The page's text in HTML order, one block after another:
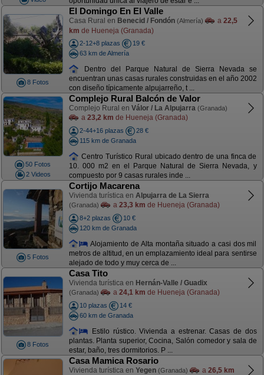
8 Fotos
El Domingo En El Valle
Casa Rural en Benecid / Fondón (Almería) a 22,5
km de Hueneja (Granada)
2-12+8 plazas
19 €
63 km de Almería
Dentro del Parque Natural de Sierra Nevada se
encuentran unas casas rurales construidas en el año 2002
con diseño típicamente alpujarreño, t ...
50 Fotos
2 Videos
Complejo Rural Balcón de Valor
Complejo Rural en Válor / La Alpujarra (Granada)
a 23,2 km de Hueneja (Granada)
2-44+16 plazas
28 €
115 km de Granada
Centro Turístico Rural ubicado dentro de una finca de
10. 000 m2 en el Parque Natural de Sierra Nevada, y
compuesto por 9 casas rurales inde ...
5 Fotos
Cortijo Macarena
Vivienda turística en Alpujarra de La Sierra
(Granada) a 23,3 km de Hueneja (Granada)
8+2 plazas
10 €
120 km de Granada
Alojamiento de Alta montaña situado a casi dos mil
metros de altitud, en un emplazamiento ideal para sentirse
alejado de todo y muy cerca de ...
8 Fotos
Casa Tito
Vivienda turística en Hernán-Valle / Guadix
(Granada) a 24,1 km de Hueneja (Granada)
10 plazas
14 €
60 km de Granada
Estilo rústico. Vivienda a estrenar. Casas de dos
plantas. Planta superior, Cocina, Salón comedor y sala de
estar, baño, tres dormitorios. P ...
Casa Mamica Rosario
Vivienda turística en Yegen (Granada) a 26,5 km